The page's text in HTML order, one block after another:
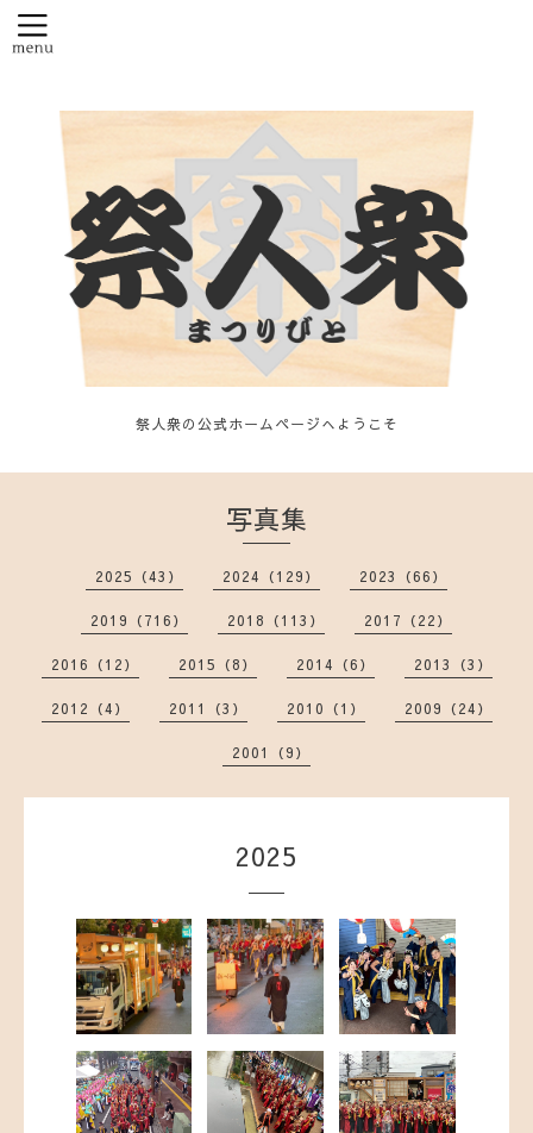
祭人衆の公式ホームページへようこそ
写真集
2025（43） 2024（129） 2023（66）
2019（716） 2018（113） 2017（22）
2016（12） 2015（8） 2014（6） 2013（3）
2012（4） 2011（3） 2010（1） 2009（24）
2001（9）
2025